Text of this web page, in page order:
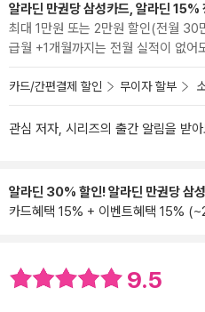
알라딘 만권당 삼성카드, 알라딘 15%
최대 1만원 또는 2만원 할인(전월
급월 +1개월까지는 전월 실적이 없어
카드/간편결제 할인 무이자 할부
관심 저자, 시리즈의 출간 알림을 받
알라딘 30% 할인! 알라딘 만권당 삼
카드혜택 15% + 이벤트혜택 15%
9.5